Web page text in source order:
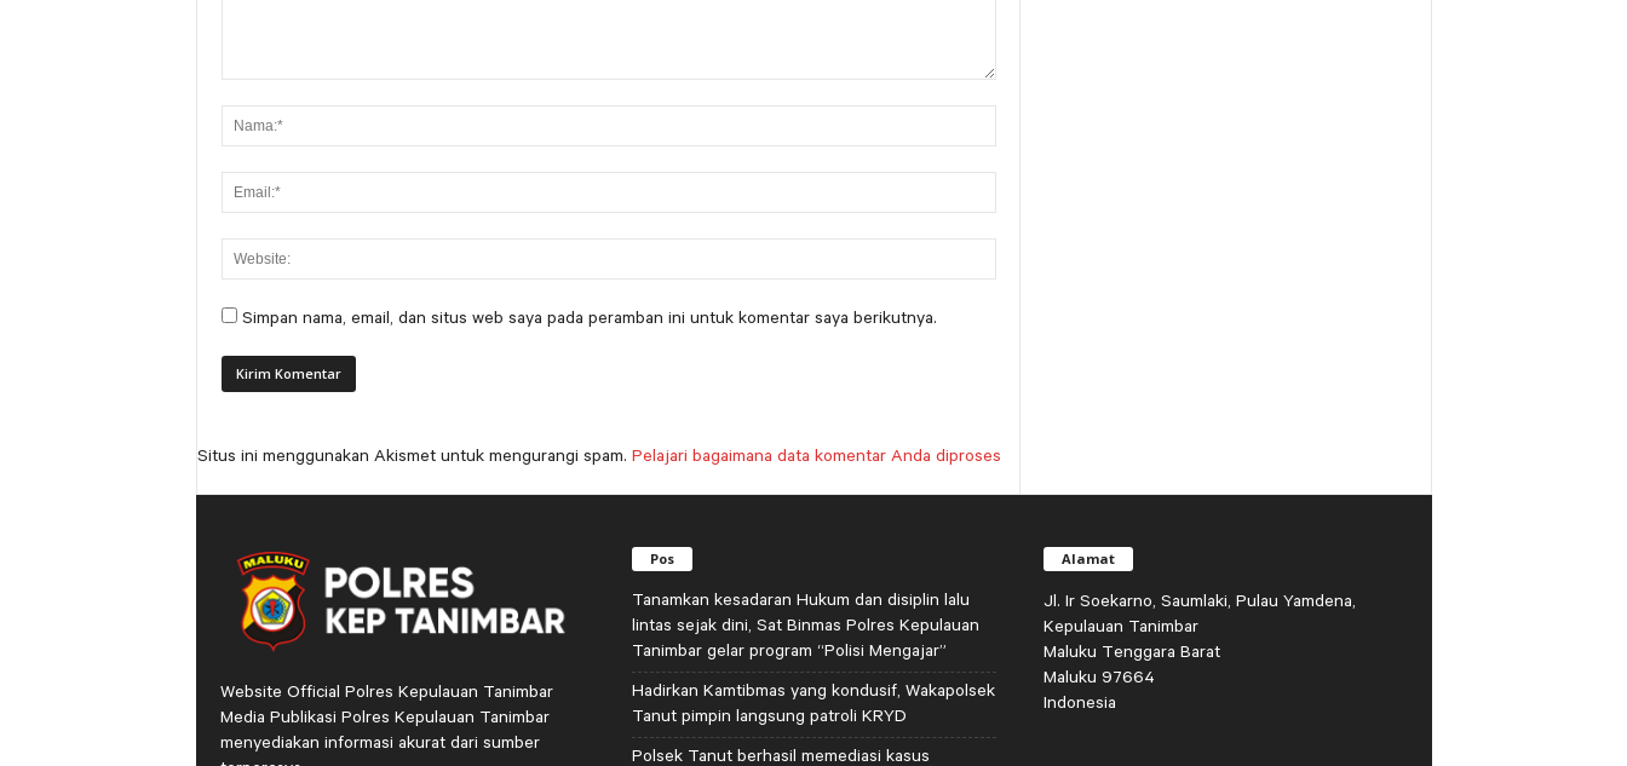
Simpan nama, email, dan situs web saya pada peramban ini untuk komentar saya berikutnya.
Situs ini menggunakan Akismet untuk mengurangi spam. Pelajari bagaimana data komentar Anda diproses
Website Official Polres Kepulauan Tanimbar
Media Publikasi Polres Kepulauan Tanimbar
menyediakan informasi akurat dari sumber
Pos
Tanamkan kesadaran Hukum dan disiplin lalu
lintas sejak dini, Sat Binmas Polres Kepulauan
Tanimbar gelar program “Polisi Mengajar”
Hadirkan Kamtibmas yang kondusif, Wakapolsek
Tanut pimpin langsung patroli KRYD
Polsek Tanut berhasil memediasi kasus
Alamat
Jl. Ir Soekarno, Saumlaki, Pulau Yamdena,
Kepulauan Tanimbar
Maluku Tenggara Barat
Maluku 97664
Indonesia